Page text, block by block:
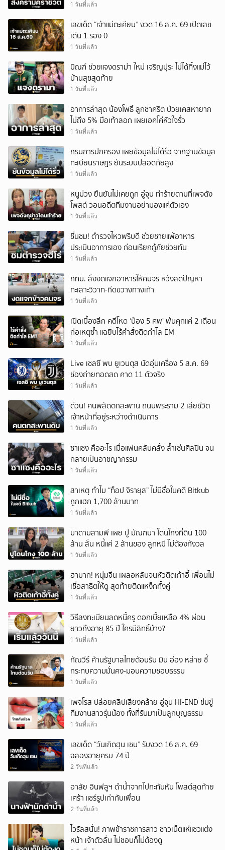
1 วันที่แล้ว
เลขเด็ด “เจ้าแม่ตะเคียน” งวด 16 ส.ค. 69 เปิดเลข
เด่น 1 รอง 0
1 วันที่แล้ว
บิณฑ์ ช่วยแจงดราม่า ใหม่ เจริญปุระ ไม่ได้ทิ้งแม่ไว้
บ้านสุขสุดท้าย
1 วันที่แล้ว
อาการล่าสุด น้องโพธิ์ ลูกชาคริต ป่วยเคสหายาก
ไม่ถึง 5% มือเท้าลอก เผยเอคโค่หัวใจรั่ว
1 วันที่แล้ว
กรมการปกครอง เผยข้อมูลไม่ได้รั่ว จากฐานข้อมูล
ทะเบียนราษฎร ยันระบบปลอดภัยสูง
1 วันที่แล้ว
หนูม่วง ยืนยันไม่เคยถูก อู๋จุน ทำร้ายตามที่เพจดัง
โพสต์ วอนอดีตทีมงานอย่ามองแค่ตัวเอง
1 วันที่แล้ว
ชื่นชม! ตำรวจไหวพริบดี ช่วยชายแพ้อาหาร
ประเมินอาการเอง ก่อนเรียกกู้ภัยช่วยทัน
1 วันที่แล้ว
กทม. สั่งงดแจกอาหารให้คนจร หวังลดปัญหา
ทะเลาะวิวาท-กีดขวางทางเท้า
1 วันที่แล้ว
เปิดเบื้องลึก คดีโหด ‘ป๋อง 5 ศพ’ พ้นคุกแค่ 2 เดือน
ก่อเหตุซ้ำ แฉยิบไร้คำสั่งติดกำไล EM
1 วันที่แล้ว
Live เชลซี พบ ยูเวนตุส นัดอุ่นเครื่อง 5 ส.ค. 69
ช่องถ่ายทอดสด คาด 11 ตัวจริง
1 วันที่แล้ว
ด่วน! คนพลัดตกสะพาน ถนนพระราม 2 เสียชีวิต
เจ้าหน้าที่อยู่ระหว่างดำเนินการ
1 วันที่แล้ว
ซาแซง คืออะไร เมื่อแฟนคลับคลั่ง ล้ำเซ่นศิลปิน จน
กลายเป็นอาชญากรรม
1 วันที่แล้ว
สาเหตุ ทำไม “ท็อป จิรายุส” ไม่มีชื่อในคดี Bitkub
ถูกแฮก 1,700 ล้านบาท
1 วันที่แล้ว
มาดามสามพี เผย ปู มัณฑนา โดนโกงที่ดิน 100
ล้าน ลั่น หนี้แค่ 2 ล้านของ ลูกหมี ไม่ต้องกังวล
1 วันที่แล้ว
ฮามาก! หนุ่มจีน เผลอหลับจนหัวติดเก้าอี้ เพื่อนไม่
เชื่อสาธิตให้ดู สุดท้ายติดแหง็กทั้งคู่
1 วันที่แล้ว
วิธีลงทะเบียนลดหนี้ครู ดอกเบี้ยเหลือ 4% ผ่อน
ยาวถึงอายุ 85 ปี ใครมีสิทธิ์บ้าง?
1 วันที่แล้ว
กัณวีร์ ค้านรัฐบาลไทยต้อนรับ มิน อ่อง หล่าย ชี้
กระทบความมั่นคง-มอบความชอบธรรม
1 วันที่แล้ว
เพจโรส ปล่อยคลิปเสียงคล้าย อู๋จุน HI-END ข่มขู่
ทีมงานสาวรุ่นน้อง ทั้งที่รับมาเป็นลูกบุญธรรม
1 วันที่แล้ว
เลขเด็ด “วันเกิดฮุน เซน” รับงวด 16 ส.ค. 69
ฉลองอายุครบ 74 ปี
2 วันที่แล้ว
อาลัย อินฟลูฯ ดำน้ำจากไปกะทันหัน โพสต์สุดท้าย
เศร้า แชร์รูปเก่ากับเพื่อน
2 วันที่แล้ว
ไวรัลสนั่น! ภาพข้าราชการสาว ชาวเน็ตแห่แซวแต่ง
หน้า เจ้าตัวลั่น ไม่ชอบก็ไม่ต้องดู